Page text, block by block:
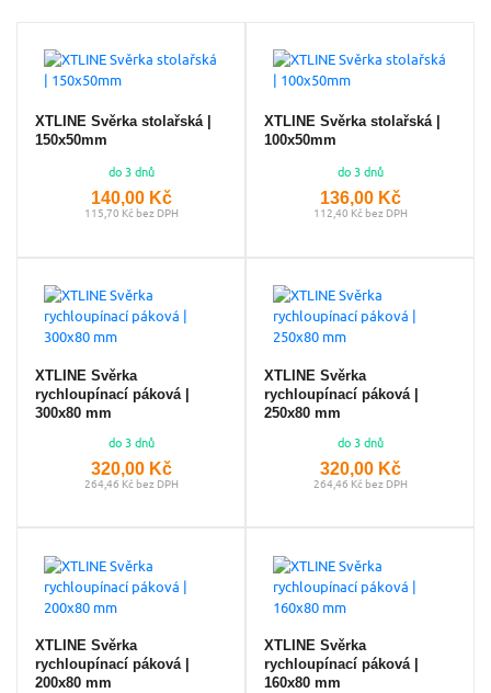
XTLINE Svěrka stolařská |
150x50mm
do 3 dnů
140,00 Kč
115,70 Kč bez DPH
XTLINE Svěrka stolařská |
100x50mm
do 3 dnů
136,00 Kč
112,40 Kč bez DPH
XTLINE Svěrka
rychloupínací páková |
300x80 mm
do 3 dnů
320,00 Kč
264,46 Kč bez DPH
XTLINE Svěrka
rychloupínací páková |
250x80 mm
do 3 dnů
320,00 Kč
264,46 Kč bez DPH
XTLINE Svěrka
rychloupínací páková |
200x80 mm
XTLINE Svěrka
rychloupínací páková |
160x80 mm